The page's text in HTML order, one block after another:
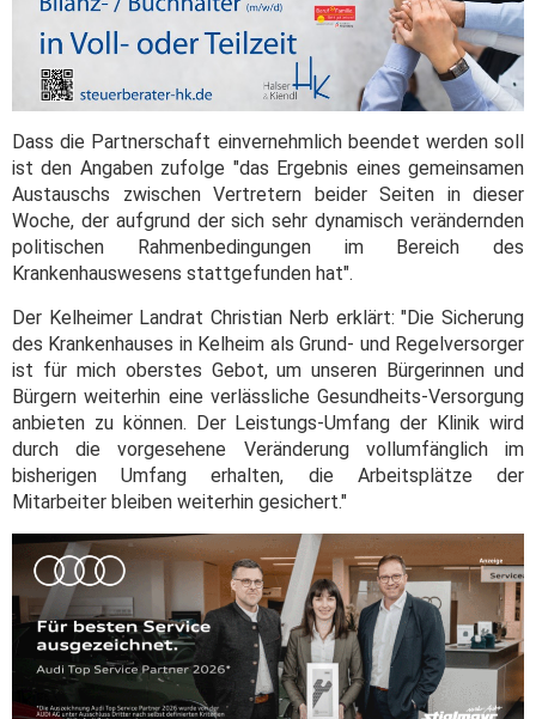
Dass die Partnerschaft einvernehmlich beendet werden soll
ist den Angaben zufolge "das Ergebnis eines gemeinsamen
Austauschs zwischen Vertretern beider Seiten in dieser
Woche, der aufgrund der sich sehr dynamisch verändernden
politischen Rahmenbedingungen im Bereich des
Krankenhauswesens stattgefunden hat".
Der Kelheimer Landrat Christian Nerb erklärt: "Die Sicherung
des Krankenhauses in Kelheim als Grund- und Regelversorger
ist für mich oberstes Gebot, um unseren Bürgerinnen und
Bürgern weiterhin eine verlässliche Gesundheits-Versorgung
anbieten zu können. Der Leistungs-Umfang der Klinik wird
durch die vorgesehene Veränderung vollumfänglich im
bisherigen Umfang erhalten, die Arbeitsplätze der
Mitarbeiter bleiben weiterhin gesichert."